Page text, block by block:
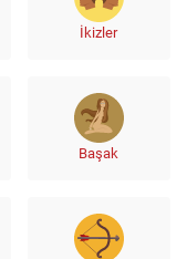
İkizler
Başak